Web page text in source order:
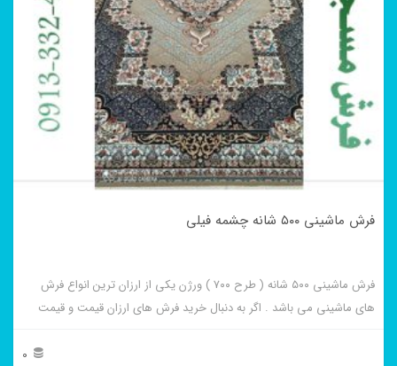
فرش ماشینی ۵۰۰ شانه چشمه فیلی
فرش ماشینی ۵۰۰ شانه ( طرح ۷۰۰ ) ورژن یکی از ارزان ترین انواع فرش
های ماشینی می باشد . اگر به دنبال خرید فرش های ارزان قیمت و قیمت
0